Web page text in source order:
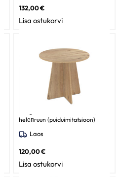
132,00€
Lisa ostukorvi
helепruun (puiduimitatsioon)
Laos
120,00€
Lisa ostukorvi